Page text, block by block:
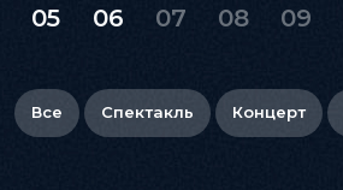
05 06 07 08 09
Все Спектакль Концерт